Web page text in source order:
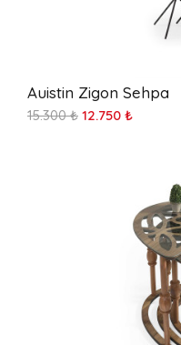
Auistin Zigon Sehpa
15.300 ₺ 12.750 ₺